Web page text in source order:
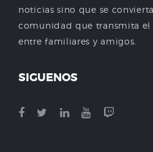
noticias sino que se
comunidad que transmita el
entre familiares y amigos.
SIGUENOS